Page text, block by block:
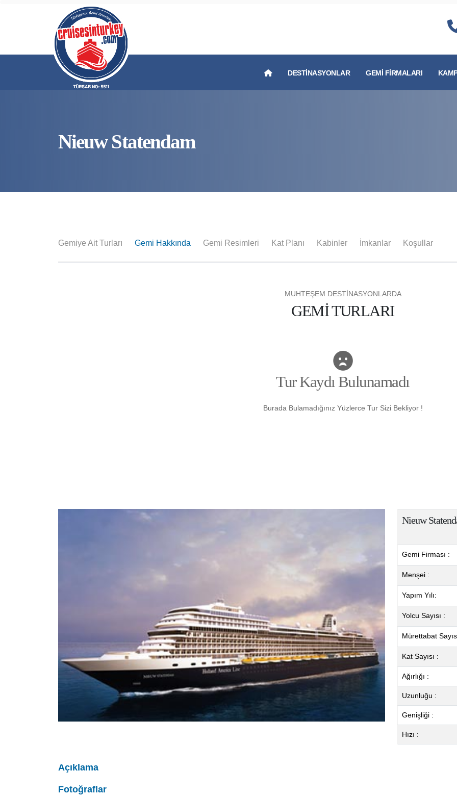
DESTINASYONLAR GEMI FIRMALARI
Nieuw Statendam
Gemiye Ait Turları Gemi Hakkında Gemi Resimleri Kat Planı Kabinler İmkanlar Koşullar
MUHTEŞEM DESTİNASYONLARDA
GEMİ TURLARI
Tur Kaydı Bulunamadı
Burada Bulamadığınız Yüzlerce Tur Sizi Bekliyor !
Nieuw
Gemi Firması :
Menşei :
Yapım Yılı:
Yolcu Sayısı :
Mürettabat
Kat Sayısı :
Ağırlığı :
Uzunluğu :
Genişliği :
Hızı :
Açıklama
Fotoğraflar